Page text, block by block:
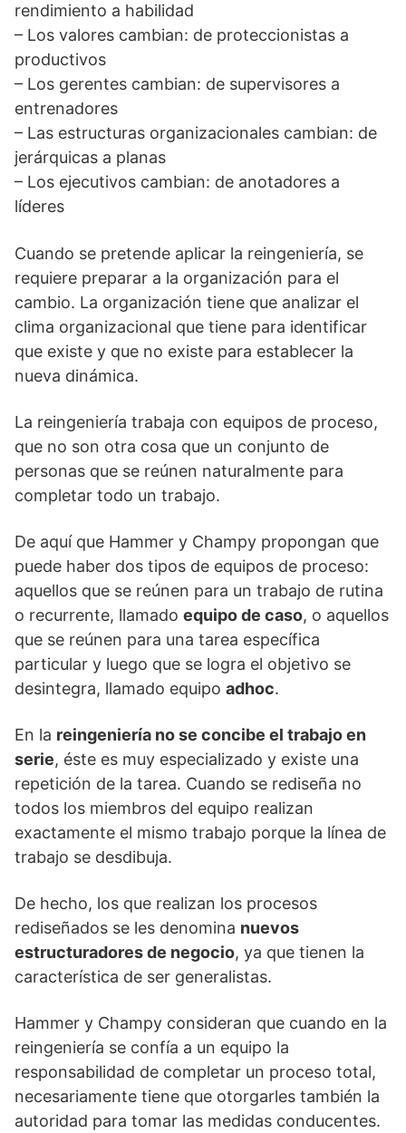
rendimiento a habilidad
– Los valores cambian: de proteccionistas a
productivos
– Los gerentes cambian: de supervisores a
entrenadores
– Las estructuras organizacionales cambian: de
jerárquicas a planas
– Los ejecutivos cambian: de anotadores a
líderes
Cuando se pretende aplicar la reingeniería, se
requiere preparar a la organización para el
cambio. La organización tiene que analizar el
clima organizacional que tiene para identificar
que existe y que no existe para establecer la
nueva dinámica.
La reingeniería trabaja con equipos de proceso,
que no son otra cosa que un conjunto de
personas que se reúnen naturalmente para
completar todo un trabajo.
De aquí que Hammer y Champy propongan que
puede haber dos tipos de equipos de proceso:
aquellos que se reúnen para un trabajo de rutina
o recurrente, llamado equipo de caso, o aquellos
que se reúnen para una tarea específica
particular y luego que se logra el objetivo se
desintegra, llamado equipo adhoc.
En la reingeniería no se concibe el trabajo en
serie, éste es muy especializado y existe una
repetición de la tarea. Cuando se rediseña no
todos los miembros del equipo realizan
exactamente el mismo trabajo porque la línea de
trabajo se desdibuja.
De hecho, los que realizan los procesos
rediseñados se les denomina nuevos
estructuradores de negocio, ya que tienen la
característica de ser generalistas.
Hammer y Champy consideran que cuando en la
reingeniería se confía a un equipo la
responsabilidad de completar un proceso total,
necesariamente tiene que otorgarles también la
autoridad para tomar las medidas conducentes.